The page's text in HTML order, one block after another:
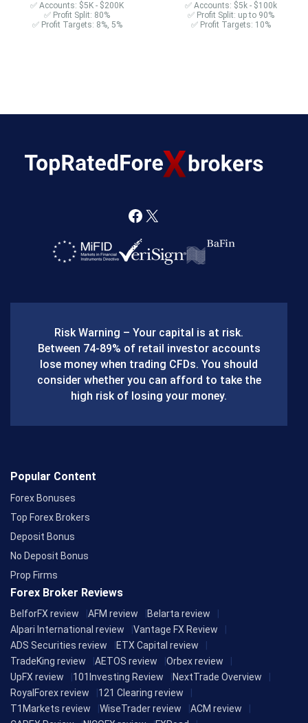
✅ Accounts: $5K - $200K
✅ Profit Split: 80%
✅ Profit Targets: 8%, 5%
✅ Accounts: $5k - $100k
✅ Profit Split: up to 90%
✅ Profit Targets: 10%
F
a
o
o
k
X
Risk Warning – Your capital is at risk.
Between 74-89% of retail investor accounts
lose money when trading CFDs. You should
consider whether you can afford to take the
high risk of losing your money.
Popular Content
Forex Bonuses
Top Forex Brokers
Deposit Bonus
No Deposit Bonus
Prop Firms
Forex Broker Reviews
BelforFX review AFM review
Belarta review
Alpari International review
Vantage FX Review
ADS Securities review
ETX Capital review
TradeKing review
AETOS review
Orbex review
UpFX review
101Investing Review
NextTrade Overview
RoyalForex review
121 Clearing review
T1Markets review
WiseTrader review
ACM review